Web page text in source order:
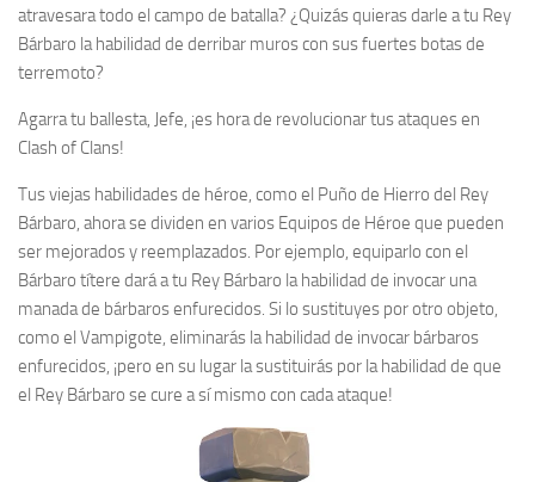
atravesara todo el campo de batalla? ¿Quizás quieras darle a tu Rey
Bárbaro la habilidad de derribar muros con sus fuertes botas de
terremoto?
Agarra tu ballesta, Jefe, ¡es hora de revolucionar tus ataques en
Clash of Clans!
Tus viejas habilidades de héroe, como el Puño de Hierro del Rey
Bárbaro, ahora se dividen en varios Equipos de Héroe que pueden
ser mejorados y reemplazados. Por ejemplo, equiparlo con el
Bárbaro títere dará a tu Rey Bárbaro la habilidad de invocar una
manada de bárbaros enfurecidos. Si lo sustituyes por otro objeto,
como el Vampigote, eliminarás la habilidad de invocar bárbaros
enfurecidos, ¡pero en su lugar la sustituirás por la habilidad de que
el Rey Bárbaro se cure a sí mismo con cada ataque!